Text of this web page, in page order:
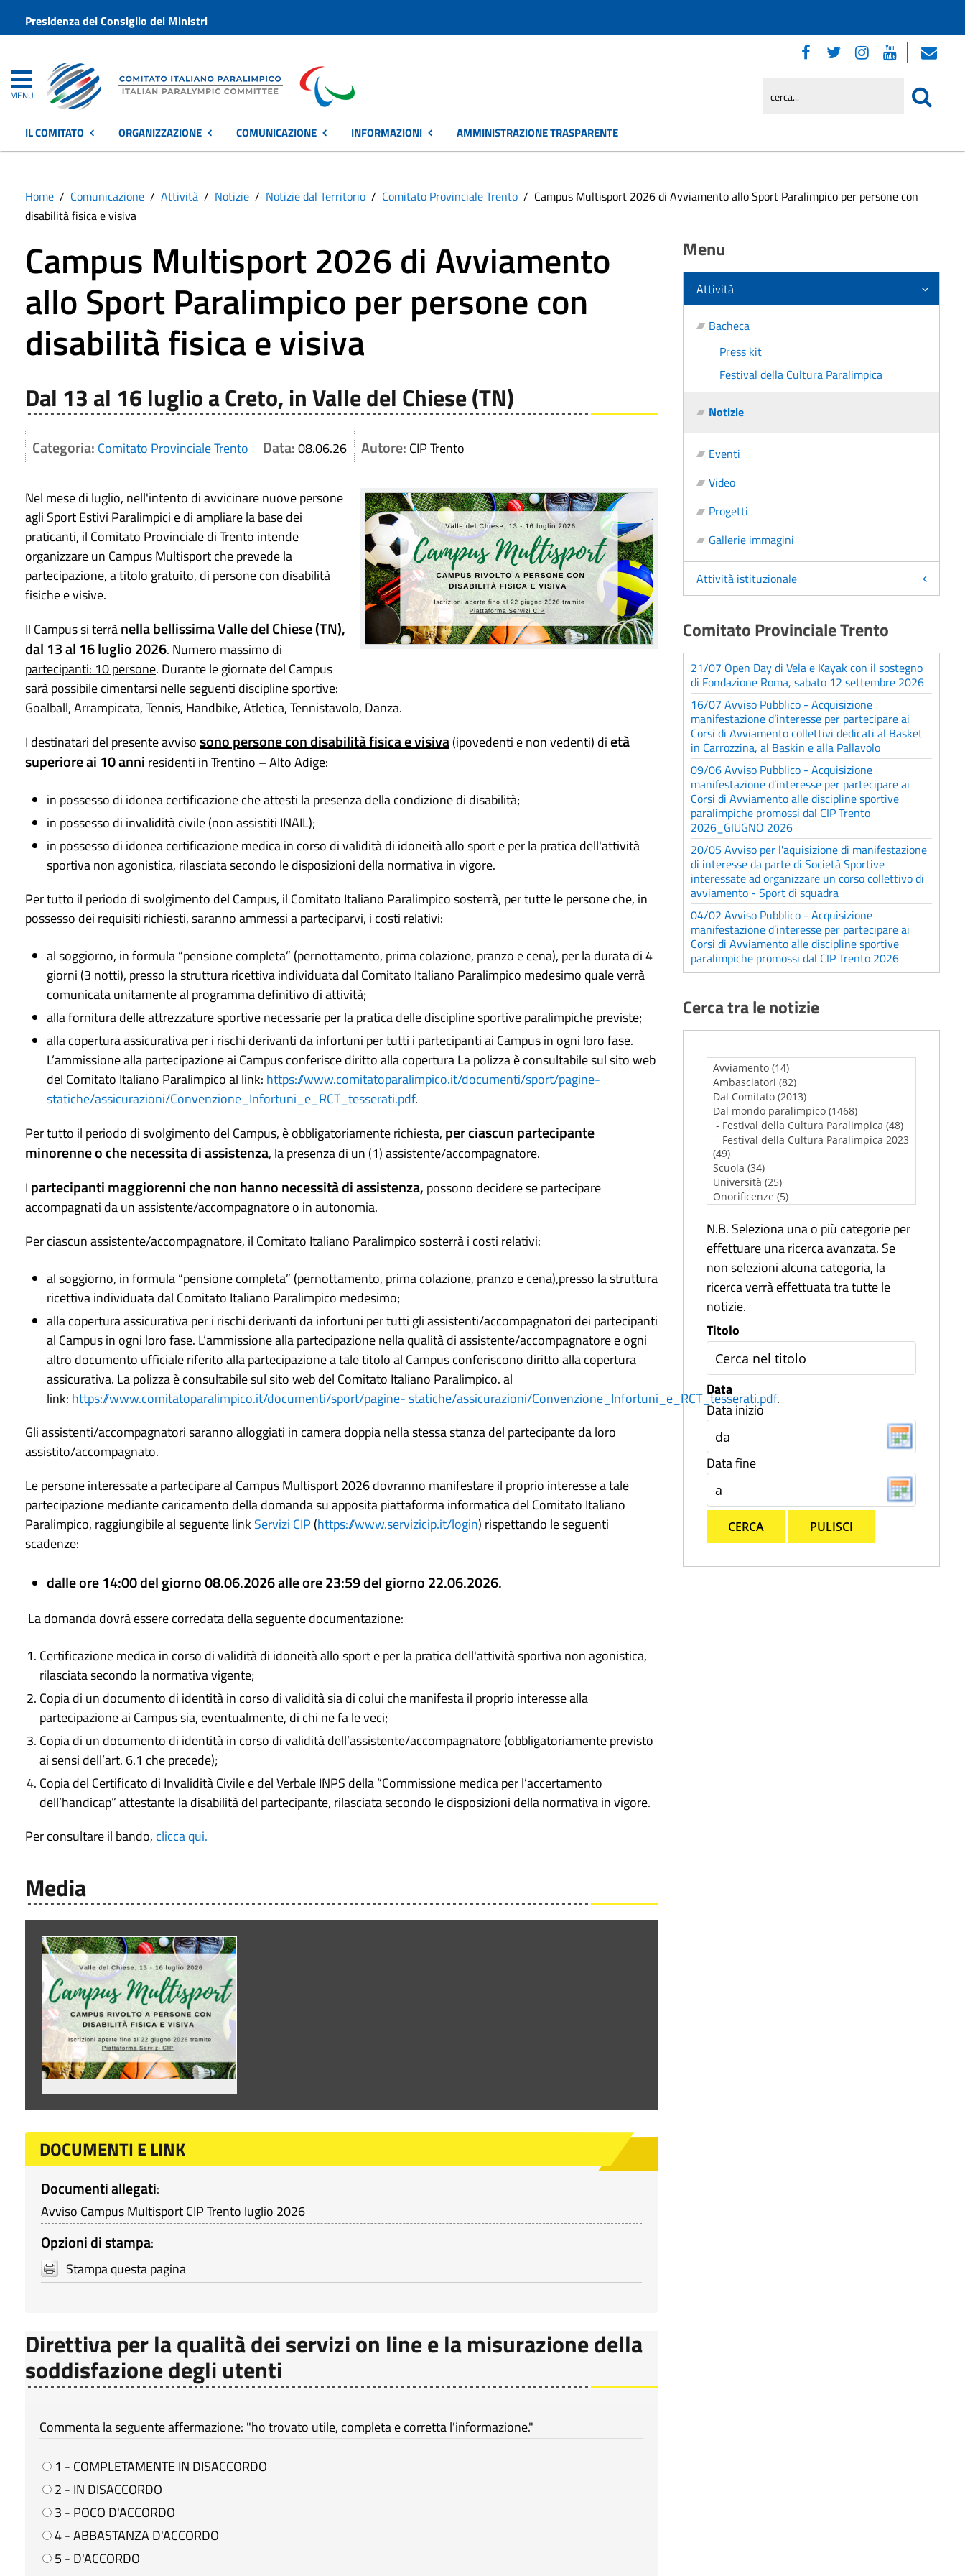
Presidenza del Consiglio dei Ministri
MENU
IL COMITATO ORGANIZZAZIONE COMUNICAZIONE INFORMAZIONI AMMINISTRAZIONE TRASPARENTE
Home Comunicazione Attività Notizie Notizie dal Territorio Comitato Provinciale Trento
Campus Multisport 2026 di Avviamento allo Sport Paralimpico per persone con
disabilità fisica e visiva
Campus Multisport 2026 di Avviamento
allo Sport Paralimpico per persone con
disabilità fisica e visiva
Dal 13 al 16 luglio a Creto, in Valle del Chiese (TN)
Categoria: Comitato Provinciale Trento Data:08.06.26 Autore: CIP Trento
Nel mese di luglio, nell'intento di avvicinare nuove persone
agli Sport Estivi Paralimpici e di ampliare la base dei
praticanti, il Comitato Provinciale di Trento intende
organizzare un Campus Multisport che prevede la
partecipazione, a titolo gratuito, di persone con disabilità
fisiche e visive.
Il Campus si terrànella bellissima Valle del Chiese (TN),
dal 13 al 16 luglio 2026. Numero massimo di
partecipanti: 10 persone. Durante le giornate del Campus
sarà possibile cimentarsi nelle seguenti discipline sportive:
Goalball, Arrampicata, Tennis, Handbike, Atletica, Tennistavolo, Danza.
I destinatari del presente avvisosono persone con disabilità fisica e visiva(ipovedenti e non vedenti) dietà
superiore ai 10 anni residenti in Trentino – Alto Adige:
in possesso di idonea certificazione che attesti la presenza della condizione di disabilità;
in possesso di invalidità civile (non assistiti INAIL);
in possesso di idonea certificazione medica in corso di validità di idoneità allo sport e per la pratica dell'attività
sportiva non agonistica, rilasciata secondo le disposizioni della normativa in vigore.
Per tutto il periodo di svolgimento del Campus, il Comitato Italiano Paralimpico sosterrà, per tutte le persone che, in
possesso dei requisiti richiesti, saranno ammessi a parteciparvi, i costi relativi:
al soggiorno, in formula “pensione completa” (pernottamento, prima colazione, pranzo e cena), per la durata di 4
giorni (3 notti), presso la struttura ricettiva individuata dal Comitato Italiano Paralimpico medesimo quale verrà
comunicata unitamente al programma definitivo di attività;
alla fornitura delle attrezzature sportive necessarie per la pratica delle discipline sportive paralimpiche previste;
alla copertura assicurativa per i rischi derivanti da infortuni per tutti i partecipanti ai Campus in ogni loro fase.
L’ammissione alla partecipazione ai Campus conferisce diritto alla copertura La polizza è consultabile sul sito web
del Comitato Italiano Paralimpico al link: https://www.comitatoparalimpico.it/documenti/sport/pagine-
statiche/assicurazioni/Convenzione_Infortuni_e_RCT_tesserati.pdf.
Per tutto il periodo di svolgimento del Campus, è obbligatoriamente richiesta, per ciascun partecipante
minorenne o che necessita di assistenza, la presenza di un (1) assistente/accompagnatore.
I partecipanti maggiorenniche non hanno necessità di assistenza, possono decidere se partecipare
accompagnati da un assistente/accompagnatore o in autonomia.
Per ciascun assistente/accompagnatore, il Comitato Italiano Paralimpico sosterrà i costi relativi:
al soggiorno, in formula “pensione completa” (pernottamento, prima colazione, pranzo e cena),presso la struttura
ricettiva individuata dal Comitato Italiano Paralimpico medesimo;
alla copertura assicurativa per i rischi derivanti da infortuni per tutti gli assistenti/accompagnatori dei partecipanti
al Campus in ogni loro fase. L’ammissione alla partecipazione nella qualità di assistente/accompagnatore e ogni
altro documento ufficiale riferito alla partecipazione a tale titolo al Campus conferiscono diritto alla copertura
assicurativa. La polizza è consultabile sul sito web del Comitato Italiano Paralimpico. al
link: https://www.comitatoparalimpico.it/documenti/sport/pagine-statiche/assicurazioni/Convenzione_Infortuni_e_RCT_tesserati.pdf.
Gli assistenti/accompagnatori saranno alloggiati in camera doppia nella stessa stanza del partecipante da loro
assistito/accompagnato.
Le persone interessate a partecipare al Campus Multisport 2026 dovranno manifestare il proprio interesse a tale
partecipazione mediante caricamento della domanda su apposita piattaforma informatica del Comitato Italiano
Paralimpico, raggiungibile al seguente link Servizi CIP (https://www.servizicip.it/login) rispettando le seguenti
scadenze:
dalle ore 14:00 del giorno 08.06.2026 alle ore 23:59 del giorno 22.06.2026.
La domanda dovrà essere corredata della seguente documentazione:
Certificazione medica in corso di validità di idoneità allo sport e per la pratica dell'attività sportiva non agonistica,
rilasciata secondo la normativa vigente;
Copia di un documento di identità in corso di validità sia di colui che manifesta il proprio interesse alla
partecipazione ai Campus sia, eventualmente, di chi ne fa le veci;
Copia di un documento di identità in corso di validità dell’assistente/accompagnatore (obbligatoriamente previsto
ai sensi dell’art. 6.1 che precede);
Copia del Certificato di Invalidità Civile e del Verbale INPS della “Commissione medica per l’accertamento
dell’handicap” attestante la disabilità del partecipante, rilasciata secondo le disposizioni della normativa in vigore.
Per consultare il bando, clicca qui.
Media
DOCUMENTI E LINK
Documenti allegati:
Avviso Campus Multisport CIP Trento luglio 2026
Opzioni di stampa:
Stampa questa pagina
Direttiva per la qualità dei servizi on line e la misurazione della
soddisfazione degli utenti
Commenta la seguente affermazione: "ho trovato utile, completa e corretta l'informazione."
1 - COMPLETAMENTE IN DISACCORDO
2 - IN DISACCORDO
3 - POCO D'ACCORDO
4 - ABBASTANZA D'ACCORDO
5 - D'ACCORDO
Menu
Attività
Bacheca
Press kit
Festival della Cultura Paralimpica
Notizie
Eventi
Video
Progetti
Gallerie immagini
Attività istituzionale
Comitato Provinciale Trento
21/07 Open Day di Vela e Kayak con il sostegno
di Fondazione Roma, sabato 12 settembre 2026
16/07 Avviso Pubblico - Acquisizione
manifestazione d’interesse per partecipare ai
Corsi di Avviamento collettivi dedicati al Basket
in Carrozzina, al Baskin e alla Pallavolo
09/06 Avviso Pubblico - Acquisizione
manifestazione d’interesse per partecipare ai
Corsi di Avviamento alle discipline sportive
paralimpiche promossi dal CIP Trento
2026_GIUGNO 2026
20/05 Avviso per l'aquisizione di manifestazione
di interesse da parte di Società Sportive
interessate ad organizzare un corso collettivo di
avviamento - Sport di squadra
04/02 Avviso Pubblico - Acquisizione
manifestazione d’interesse per partecipare ai
Corsi di Avviamento alle discipline sportive
paralimpiche promossi dal CIP Trento 2026
Cerca tra le notizie
N.B. Seleziona una o più categorie per
effettuare una ricerca avanzata. Se
non selezioni alcuna categoria, la
ricerca verrà effettuata tra tutte le
notizie.
Titolo
Data
Data inizio
Data fine
CERCA PULISCI